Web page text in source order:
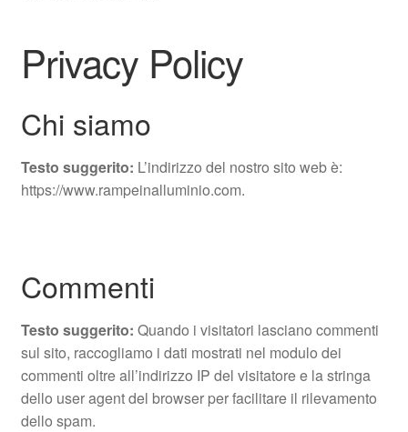
Privacy Policy
Chi siamo
Testo suggerito: L’indirizzo del nostro sito web è:
https://www.rampeinalluminio.com.
Commenti
Testo suggerito: Quando i visitatori lasciano commenti
sul sito, raccogliamo i dati mostrati nel modulo dei
commenti oltre all’indirizzo IP del visitatore e la stringa
dello user agent del browser per facilitare il rilevamento
dello spam.